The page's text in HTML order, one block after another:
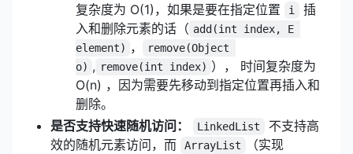
复杂度为 O(1)，如果是要在指定位置
i
插
入和删除元素的话（ add(int index, E
element) ，
remove(Object
o) , remove(int index) ）， 时间复杂度为
O(n) ，因为需要先移动到指定位置再插入和
删除。
是否支持快速随机访问：
LinkedList
不支持高
效的随机元素访问，而
ArrayList
（实现